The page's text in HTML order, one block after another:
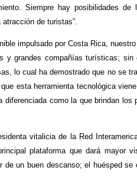
Siempre hay posibilidades de
de turistas”.
impulsado por Costa Rica,
y grandes compañías turísticas; sin
lo cual ha demostrado que no se
esta herramienta tecnológica
como la que brindan los
vitalicia de la Red
plataforma que dará mayor
un buen descanso; el huésped se